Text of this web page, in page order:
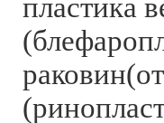
пластика